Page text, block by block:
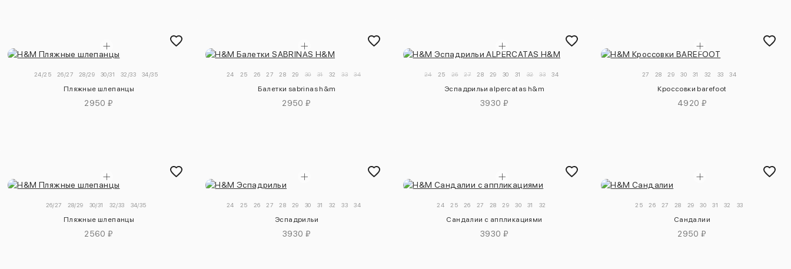
24/25 26/27 28/29 30/31 32/33 34/35
Пляжные шлепанцы
2950 ₽
24 25 26 27 28 29 30 31 32 33 34
Балетки sabrinas h&m
2950 ₽
24 25 26 27 28 29 30 31 32 33 34
Эспадрильи alpercatas h&m
3930 ₽
27 28 29 30 31 32 33 34
Кроссовки barefoot
4920 ₽
26/27 28/29 30/31 32/33 34/35
Пляжные шлепанцы
2560 ₽
24 25 26 27 28 29 30 31 32 33 34
Эспадрильи
3930 ₽
24 25 26 27 28 29 30 31 32
Сандалии с аппликациями
3930 ₽
25 26 27 28 29 30 31 32 33
Сандалии
2950 ₽